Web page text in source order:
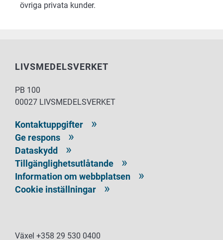
övriga privata kunder.
LIVSMEDELSVERKET
PB 100
00027 LIVSMEDELSVERKET
Kontaktuppgifter
Ge respons
Dataskydd
Tillgänglighetsutlåtande
Information om webbplatsen
Cookie inställningar
Växel +358 29 530 0400